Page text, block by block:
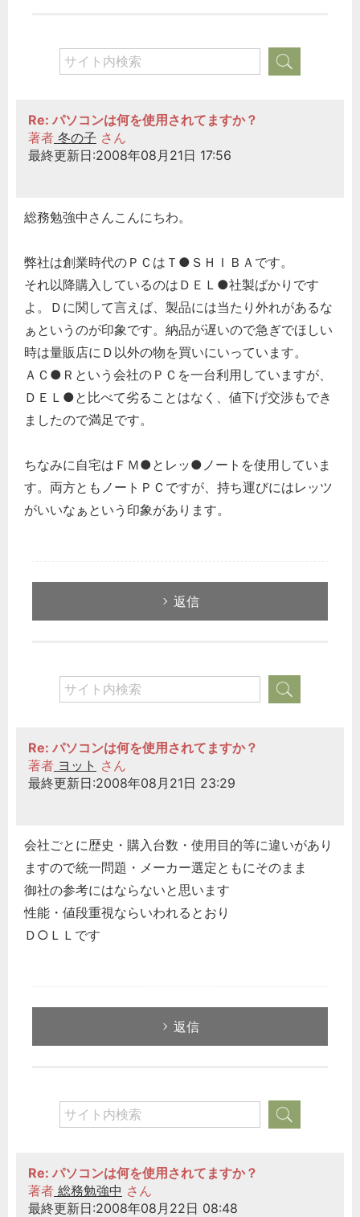
Re: パソコンは何を使用されてますか？
著者 冬の子 さん
最終更新日:2008年08月21日 17:56
総務勉強中さんこんにちわ。
弊社は創業時代のＰＣはＴ●ＳＨＩＢＡです。
それ以降購入しているのはＤＥＬ●社製ばかりです
よ。Ｄに関して言えば、製品には当たり外れがあるな
ぁというのが印象です。納品が遅いので急ぎでほしい
時は量販店にＤ以外の物を買いにいっています。
ＡＣ●Ｒという会社のＰＣを一台利用していますが、
ＤＥＬ●と比べて劣ることはなく、値下げ交渉もでき
ましたので満足です。
ちなみに自宅はＦＭ●とレッ●ノートを使用していま
す。両方ともノートＰＣですが、持ち運びにはレッツ
がいいなぁという印象があります。
返信
Re: パソコンは何を使用されてますか？
著者 ヨット さん
最終更新日:2008年08月21日 23:29
会社ごとに歴史・購入台数・使用目的等に違いがあり
ますので統一問題・メーカー選定ともにそのまま
御社の参考にはならないと思います
性能・値段重視ならいわれるとおり
Ｄ○ＬＬです
返信
Re: パソコンは何を使用されてますか？
著者 総務勉強中 さん
最終更新日:2008年08月22日 08:48